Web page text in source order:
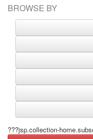
BROWSE BY
???jsp.collection-